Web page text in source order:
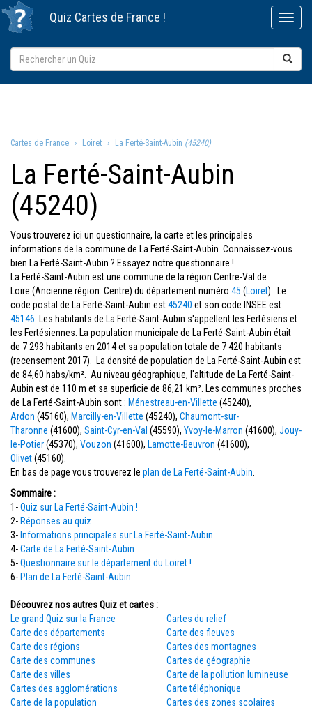
Quiz Cartes de France !
Cartes de France Loiret La Ferté-Saint-Aubin (45240)
La Ferté-Saint-Aubin
(45240)
Vous trouverez ici un questionnaire, la carte et les principales
informations de la commune de La Ferté-Saint-Aubin. Connaissez-vous
bien La Ferté-Saint-Aubin ? Essayez notre questionnaire !
La Ferté-Saint-Aubin est une commune de la région Centre-Val de
Loire (Ancienne région: Centre) du département numéro 45 (Loiret). Le
code postal de La Ferté-Saint-Aubin est45240 et son code INSEE est
45146 . Les habitants de La Ferté-Saint-Aubin s'appellent les Fertésiens et
les Fertésiennes. La population municipale de La Ferté-Saint-Aubin était
de 7 293 habitants en 2014 et sa population totale de 7 420 habitants
(recensement 2017). La densité de population de La Ferté-Saint-Aubin est
de 84,60 habs/km². Au niveau géographique, l'altitude de La Ferté-Saint-
Aubin est de 110 m et sa superficie de 86,21 km². Les communes proches
de La Ferté-Saint-Aubin sont : Ménestreau-en-Villette (45240),
Ardon (45160), Marcilly-en-Villette (45240), Chaumont-sur-
Tharonne (41600), Saint-Cyr-en-Val (45590), Yvoy-le-Marron (41600), Jouy-
le-Potier(45370), Vouzon (41600), Lamotte-Beuvron (41600),
Olivet(45160).
En bas de page vous trouverez le plan de La Ferté-Saint-Aubin
Sommaire :
1-Quiz sur La Ferté-Saint-Aubin !
2- Réponses au quiz
3- Informations principales sur La Ferté-Saint-Aubin
4-Carte de La Ferté-Saint-Aubin
5-Questionnaire sur le département du Loiret !
6- Plan de La Ferté-Saint-Aubin
Découvrez nos autres Quiz et cartes :
Le grand Quiz sur la France
Carte des départements
Carte des régions
Carte des communes
Carte des villes
Cartes des agglomérations
Carte de la population
Cartes du relief
Carte des fleuves
Cartes des montagnes
Cartes de géographie
Carte de la pollution lumineuse
Carte téléphonique
Cartes des zones scolaires